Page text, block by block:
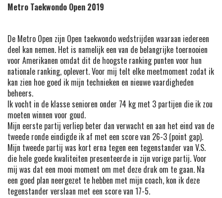
Metro Taekwondo Open 2019
De Metro Open zijn Open taekwondo wedstrijden waaraan iedereen
deel kan nemen. Het is namelijk een van de belangrijke toernooien
voor Amerikanen omdat dit de hoogste ranking punten voor hun
nationale ranking, oplevert. Voor mij telt elke meetmoment zodat ik
kan zien hoe goed ik mijn technieken en nieuwe vaardigheden
beheers.
Ik vocht in de klasse senioren onder 74 kg met 3 partijen die ik zou
moeten winnen voor goud.
Mijn eerste partij verliep beter dan verwacht en aan het eind van de
tweede ronde eindigde ik af met een score van 26-3 (point gap).
Mijn tweede partij was kort erna tegen een tegenstander van V.S.
die hele goede kwaliteiten presenteerde in zijn vorige partij. Voor
mij was dat een mooi moment om met deze druk om te gaan. Na
een goed plan neergezet te hebben met mijn coach, kon ik deze
tegenstander verslaan met een score van 17-5.